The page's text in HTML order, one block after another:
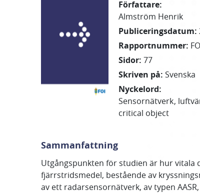
Författare:
Almström Henrik
Publiceringsdatum:
Rapportnummer:
Sidor: 77
Skriven på: Svenska
Nyckelord:
Sensornätverk
critical object
Sammanfattning
Utgångspunkten för studien är hur vitala
fjärrstridsmedel, bestående av
av ett radarsensornätverk, av typen